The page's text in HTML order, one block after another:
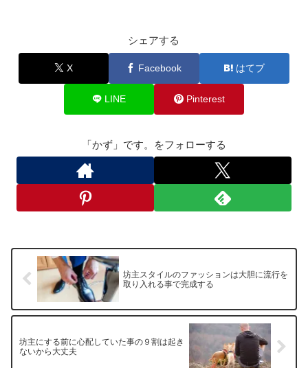
シェアする
X Facebook はてブ
LINE Pinterest
「かず」です。をフォローする
坊主スタイルのファッションは大胆に流行を
取り入れる事で完成する
坊主にする前に心配していた事の９割は起き
ないから大丈夫